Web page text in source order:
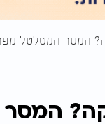
המסר המטלטל